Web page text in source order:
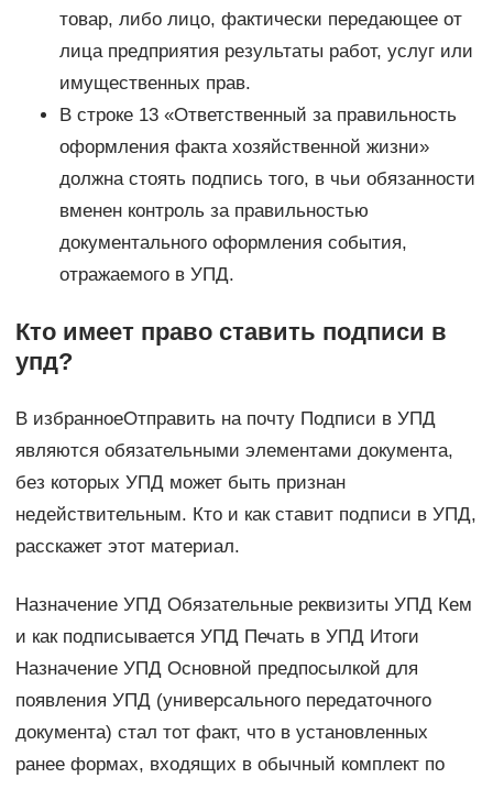
товар, либо лицо, фактически передающее от
лица предприятия результаты работ, услуг или
имущественных прав.
В строке 13 «Ответственный за правильность
оформления факта хозяйственной жизни»
должна стоять подпись того, в чьи обязанности
вменен контроль за правильностью
документального оформления события,
отражаемого в УПД.
Кто имеет право ставить подписи в
упд?
В избранноеОтправить на почту Подписи в УПД
являются обязательными элементами документа,
без которых УПД может быть признан
недействительным. Кто и как ставит подписи в УПД,
расскажет этот материал.
Назначение УПД Обязательные реквизиты УПД Кем
и как подписывается УПД Печать в УПД Итоги
Назначение УПД Основной предпосылкой для
появления УПД (универсального передаточного
документа) стал тот факт, что в установленных
ранее формах, входящих в обычный комплект по